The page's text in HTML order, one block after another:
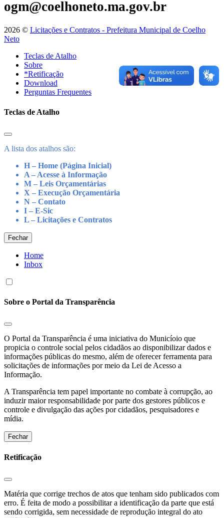
ogm@coelhoneto.ma.gov.br
2026 © Licitações e Contratos - Prefeitura Municipal de Coelho
Neto
Teclas de Atalho
Sobre
*Retificação
Download
Perguntas Frequentes
Teclas de Atalho
A lista dos atalhos são:
H – Home (Página Inicial)
A – Acesse à Informação
M – Leis Orçamentárias
X – Execução Orçamentária
N – Contato
I – E-Sic
L – Licitações e Contratos
Fechar
Home
Inbox
Sobre o Portal da Transparência
O Portal da Transparência é uma iniciativa do Municíoio que
propicia o controle social pelos cidadãos ao disponibilizar dados e
informações públicas do mesmo, além de oferecer ferramenta para
solicitações de informações por meio da Lei de Acesso a
Informação.
A Transparência tem papel importante no combate à corrupção, ao
induzir maior responsabilidade por parte dos gestores públicos e
controle e divulgação das ações por cidadãos, pesquisadores e
mídia.
Fechar
Retificação
Matéria que corrige trechos de atos que tenham sido publicados com
erro. É feita de modo a possibilitar a identificação da parte que está
sendo corrigida, sem necessidade de reprodução integral do ato